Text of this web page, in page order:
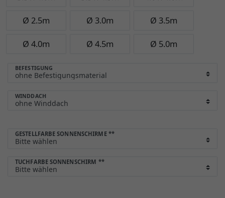
Ø 2.5m Ø 3.0m Ø 3.5m
Ø 4.0m Ø 4.5m Ø 5.0m
BEFESTIGUNG
WINDDACH
GESTELLFARBE SONNENSCHIRME **
TUCHFARBE SONNENSCHIRM **